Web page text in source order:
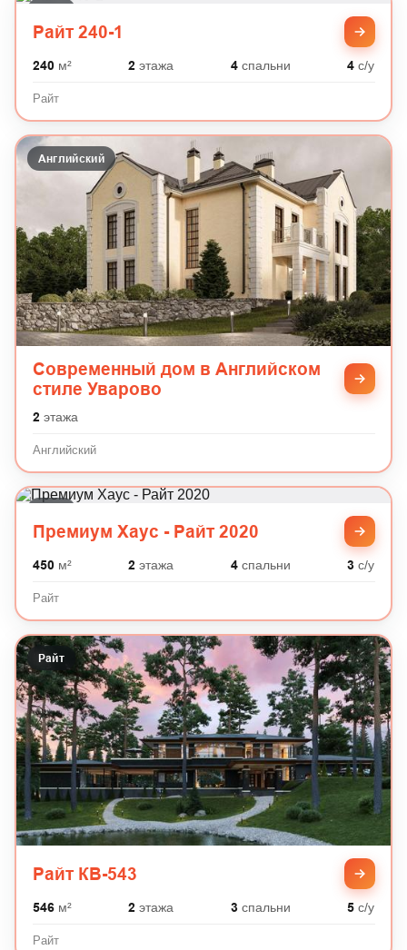
Райт 240-1
240 м² 2 этажа 4спальни 4 с/у
Райт
Английский
Современный дом в Английском
стиле Уварово
2 этажа
Английский
Премиум Хаус - Райт 2020
450 м² 2 этажа 4спальни 3 с/у
Райт
Райт
Райт КВ-543
546м² 2 этажа 3спальни 5 с/у
Райт